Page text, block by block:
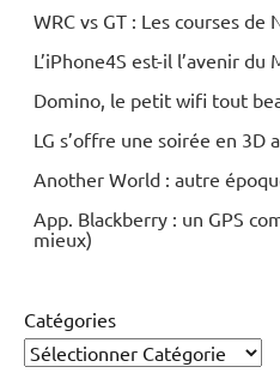
WRC vs GT : Les courses de
L’iPhone4S est-il l’avenir du
Domino, le petit wifi tout
LG s’offre une soirée en 3D
Another World : autre
App. Blackberry : un GPS
mieux)
Catégories